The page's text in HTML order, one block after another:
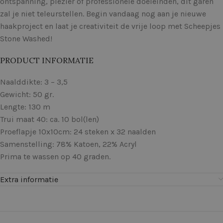
zal je niet teleurstellen. Begin vandaag nog aan je nieuwe
haakproject en laat je creativiteit de vrije loop met Scheepjes
Stone Washed!
PRODUCT INFORMATIE
Naalddikte: 3 – 3,5
Gewicht: 50 gr.
Lengte: 130 m
Trui maat 40: ca. 10 bol(len)
Proeflapje 10x10cm: 24 steken x 32 naalden
Samenstelling: 78% Katoen, 22% Acryl
Prima te wassen op 40 graden.
Extra informatie